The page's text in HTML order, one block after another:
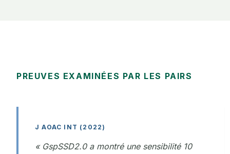
PREUVES EXAMINÉES PAR LES PAIRS
J AOAC INT (2022)
« GspSSD2.0 a montré une sensibilité 10